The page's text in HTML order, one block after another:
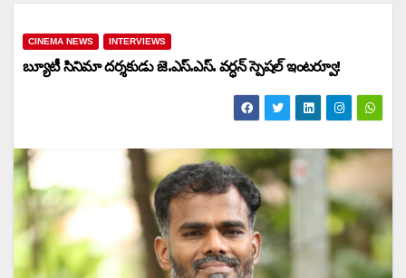
CINEMA NEWS INTERVIEWS
బ్యూటీ సినిమా దర్శకుడు జె.ఎస్.ఎస్. వర్ధన్ స్పెషల్ ఇంటర్వూ!